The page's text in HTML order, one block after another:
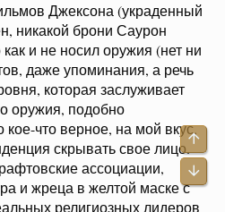
Джексона (украденный
никакой брони Саурон
и не носил оружия (нет ни
даже упоминания, а речь
которая заслуживает
оружия, подобно
кое-что верное, на мой вкус,
скрывать свое лицо.
ассоциации,
и жреца в желтой маске с
религиозных лидеров